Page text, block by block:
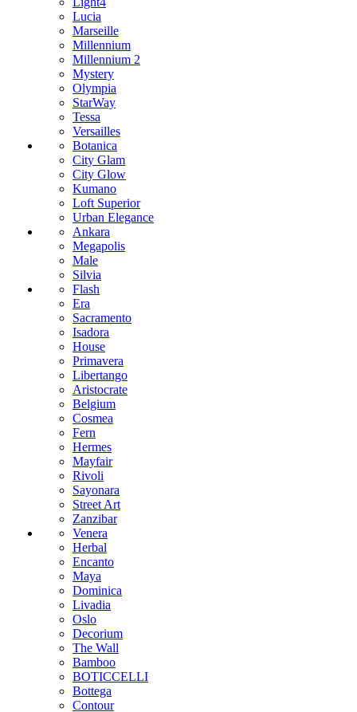
Lucia
Marseille
Millennium
Millennium 2
Mystery
Olympia
StarWay
Tessa
Versailles
Botanica
City Glam
City Glow
Kumano
Loft Superior
Urban Elegance
Ankara
Megapolis
Male
Silvia
Flash
Era
Sacramento
Isadora
House
Primavera
Libertango
Aristocrate
Belgium
Cosmea
Fern
Hermes
Mayfair
Rivoli
Sayonara
Street Art
Zanzibar
Venera
Herbal
Encanto
Maya
Dominica
Livadia
Oslo
Decorium
The Wall
Bamboo
BOTICCELLI
Bottega
Contour